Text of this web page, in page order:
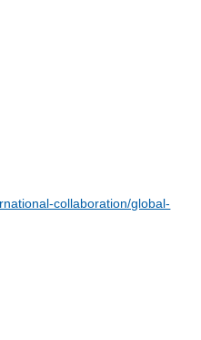
collaboration/global-